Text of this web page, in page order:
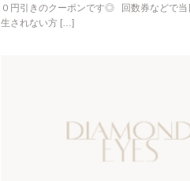
０円引きのクーポンです◎ 回数券などで当
生されない方 […]